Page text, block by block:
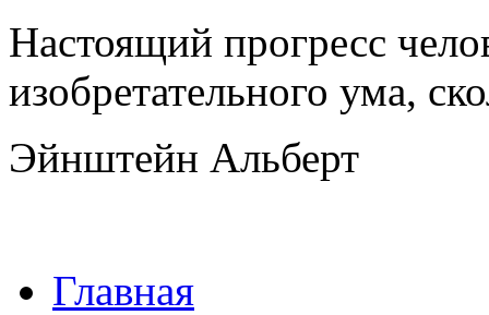
Настоящий прогресс
изобретательного ума,
Эйнштейн Альберт
Главная